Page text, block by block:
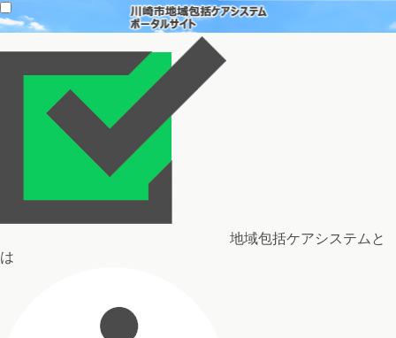
地域包括ケアシステムと
は